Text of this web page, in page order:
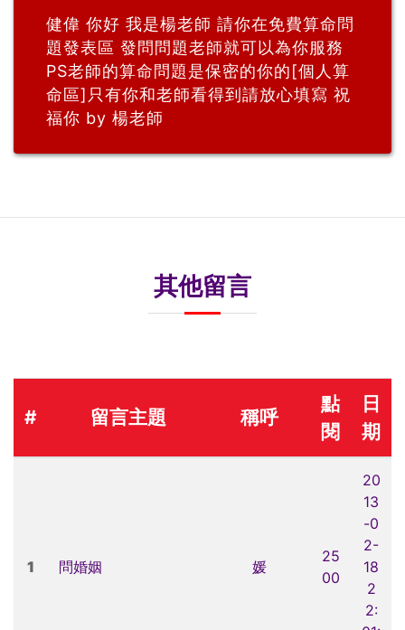
健偉 你好 我是楊老師 請你在免費算命問
題發表區 發問問題老師就可以為你服務
PS老師的算命問題是保密的你的[個人算
命區]只有你和老師看得到請放心填寫 祝
福你 by 楊老師
其他留言
# 留言主題 稱呼
點
閱
日
期
1 問婚姻 媛
25
00
20
13
-0
2-
18
2
2: